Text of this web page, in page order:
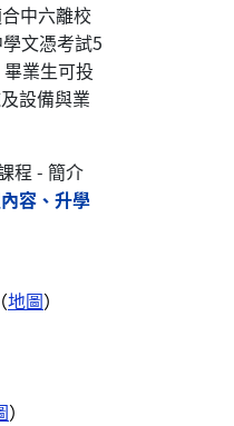
中六離校
文憑考試5
業生可投
設備與業
程 - 簡介
容、升學
地圖）
）